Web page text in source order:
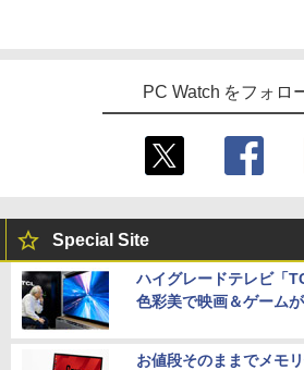
PC Watch をフォロ
Special Site
ハイグレードテレビ「
色彩美で映画＆ゲーム
お値段そのままでメモ